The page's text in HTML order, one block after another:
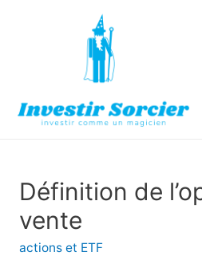
Définition de
vente
actions et ETF